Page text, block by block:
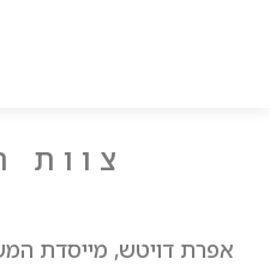
צוות
אפרת דויטש, מייסדת